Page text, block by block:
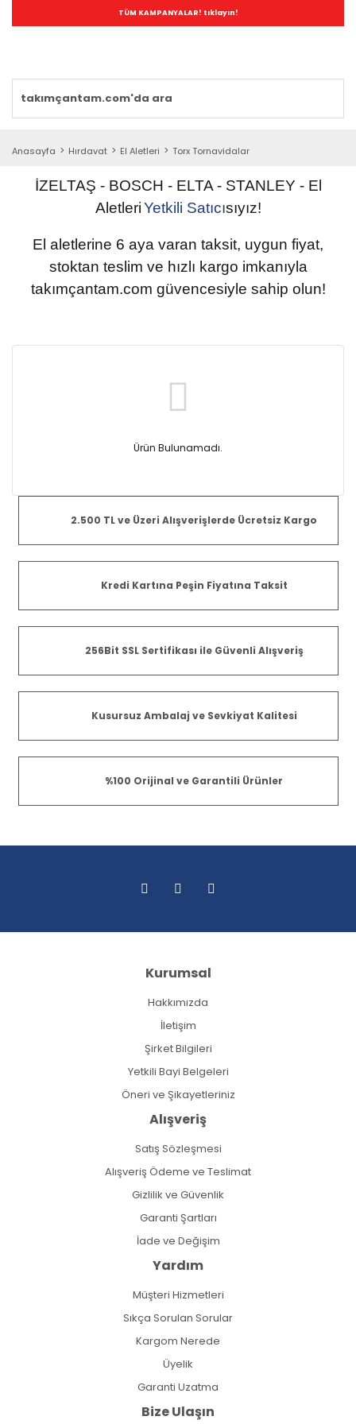
TÜM KAMPANYALAR! tıklayın!
Anasayfa Hırdavat El Aletleri Torx Tornavidalar
İZELTAŞ - BOSCH - ELTA - STANLEY - El
AletleriYetkili Satıcısıyız!
El aletlerine 6 aya varan taksit, uygun fiyat,
stoktan teslim ve hızlı kargo imkanıyla
takımçantam.com güvencesiyle sahip olun!
Ürün Bulunamadı.
2.500 TL ve Üzeri Alışverişlerde Ücretsiz Kargo
Kredi Kartına Peşin Fiyatına Taksit
256Bit SSL Sertifikası ile Güvenli Alışveriş
Kusursuz Ambalaj ve Sevkiyat Kalitesi
%100 Orijinal ve Garantili Ürünler
Kurumsal
Hakkımızda
İletişim
Şirket Bilgileri
Yetkili Bayi Belgeleri
Öneri ve Şikayetleriniz
Alışveriş
Satış Sözleşmesi
Alışveriş Ödeme ve Teslimat
Gizlilik ve Güvenlik
Garanti Şartları
İade ve Değişim
Yardım
Müşteri Hizmetleri
Sıkça Sorulan Sorular
Kargom Nerede
Üyelik
Garanti Uzatma
Bize Ulaşın